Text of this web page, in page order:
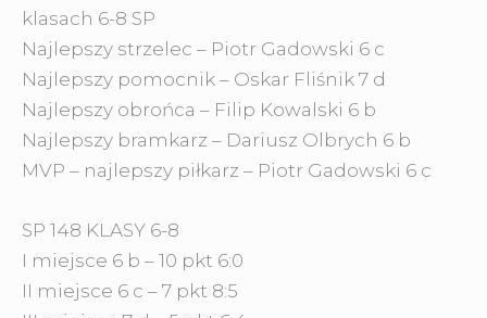
klasach 6-8 SP
Najlepszy strzelec – Piotr Gadowski 6 c
Najlepszy pomocnik – Oskar Fliśnik 7 d
Najlepszy obrońca – Filip Kowalski 6 b
Najlepszy bramkarz – Dariusz Olbrych 6 b
MVP – najlepszy piłkarz – Piotr Gadowski 6 c
SP 148 KLASY 6-8
I miejsce 6 b – 10 pkt 6:0
II miejsce 6 c – 7 pkt 8:5